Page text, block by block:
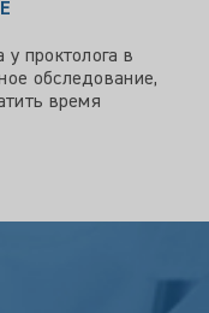
проктолога в
обследование,
время